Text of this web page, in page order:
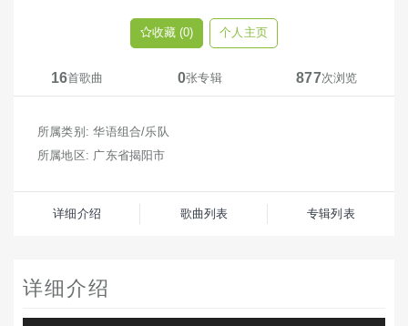
收藏 (0) 个人主页
16首歌曲 0张专辑 877次浏览
所属类别: 华语组合/乐队
所属地区: 广东省揭阳市
详细介绍 歌曲列表 专辑列表
详细介绍